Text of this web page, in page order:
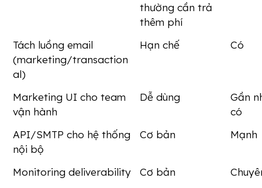
thường cần trả
thêm phí
Tách luồng email
(marketing/transaction
al)
Hạn chế Có
Marketing UI cho team
vận hành
Dễ dùng
Gần
có
API/SMTP cho hệ thống
nội bộ
Cơ bản Mạnh
Monitoring deliverability Cơ bản